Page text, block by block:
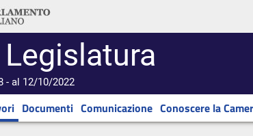
- al 12/10/2022
Documenti Comunicazione Conoscere la